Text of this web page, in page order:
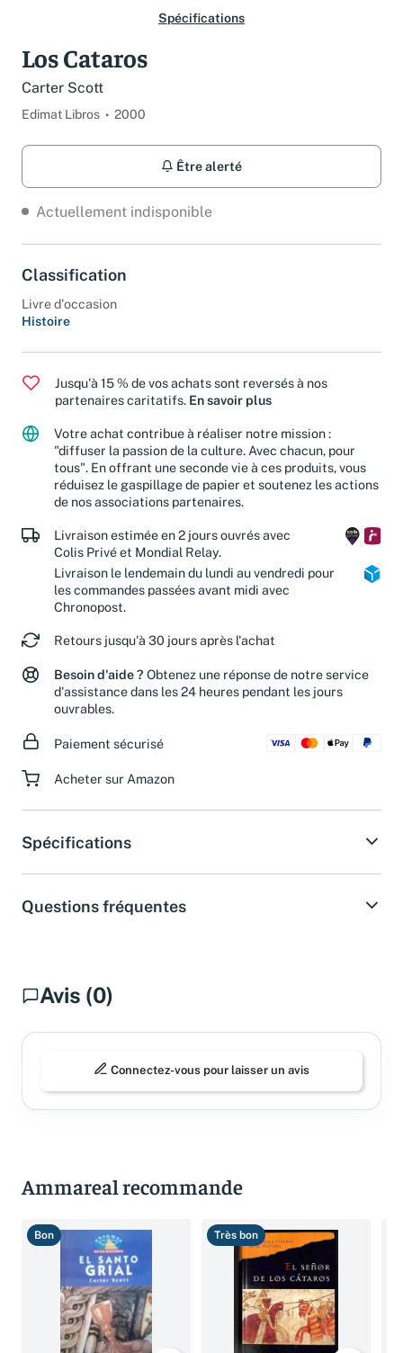
Spécifications
Los Cataros
Carter Scott
Edimat Libros 2000
Être alerté
Actuellement indisponible
Classification
Livre d'occasion
Histoire
Jusqu'à 15 % de vos achats sont reversés à nos
partenaires caritatifs. En savoir plus
Votre achat contribue à réaliser notre mission :
"diffuser la passion de la culture. Avec chacun, pour
tous". En offrant une seconde vie à ces produits, vous
réduisez le gaspillage de papier et soutenez les actions
de nos associations partenaires.
Livraison estimée en 2 jours ouvrés avec
Colis Privé et Mondial Relay.
Livraison le lendemain du lundi au vendredi pour
les commandes passées avant midi avec
Chronopost.
Retours jusqu'à 30 jours après l'achat
Besoin d'aide ? Obtenez une réponse de notre service
d'assistance dans les 24 heures pendant les jours
ouvrables.
Paiement sécurisé
Acheter sur Amazon
Spécifications
Questions fréquentes
Avis (0)
Connectez-vous pour laisser un avis
Ammareal recommande
Bon Très bon